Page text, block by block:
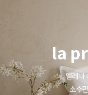
la
엘레나
소수